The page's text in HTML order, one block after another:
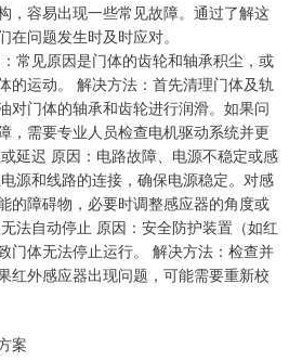
，容易出现一些常见故障。通过了解这
问题发生时及时应对。
常见原因是门体的齿轮和轴承积尘，或
的运动。 解决方法：首先清理门体及轨
对门体的轴承和齿轮进行润滑。如果问
，需要专业人员检查电机驱动系统并更
延迟 原因：电路故障、电源不稳定或感
源和线路的连接，确保电源稳定。对感
的障碍物，必要时调整感应器的角度或
法自动停止 原因：安全防护装置（如红
门体无法停止运行。 解决方法：检查并
红外感应器出现问题，可能需要重新校
案